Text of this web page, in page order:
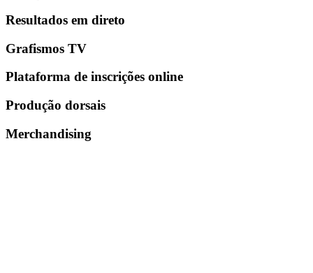
Resultados em direto
Grafismos TV
Plataforma de inscrições online
Produção dorsais
Merchandising